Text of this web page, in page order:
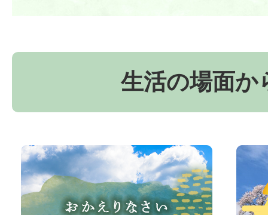
生活の場面か
お
か
え
京
波